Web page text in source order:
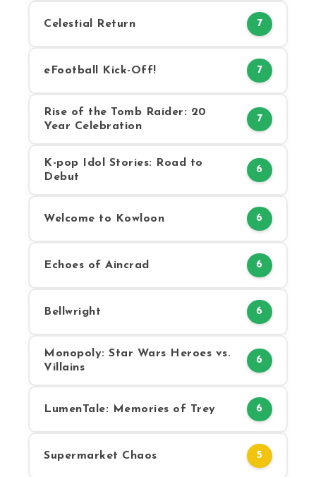
Celestial Return 7
eFootball Kick-Off! 7
Rise of the Tomb Raider: 20
Year Celebration
7
K-pop Idol Stories: Road to
Debut
6
Welcome to Kowloon 6
Echoes of Aincrad 6
Bellwright 6
Monopoly: Star Wars Heroes vs.
Villains
6
LumenTale: Memories of Trey 6
Supermarket Chaos 5